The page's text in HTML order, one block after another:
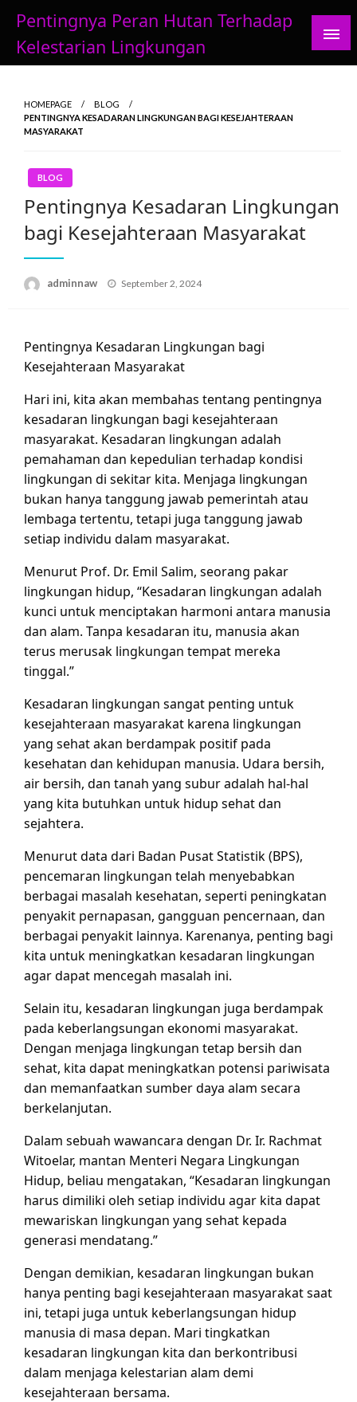
content
Pentingnya Peran Hutan Terhadap
Kelestarian Lingkungan
HOMEPAGE
BLOG
PENTINGNYA KESADARAN LINGKUNGAN BAGI KESEJAHTERAAN
MASYARAKAT
BLOG
Pentingnya Kesadaran Lingkungan
bagi Kesejahteraan Masyarakat
adminnaw
Posted
September 2, 2024
Pentingnya Kesadaran Lingkungan bagi
Kesejahteraan Masyarakat
Hari ini, kita akan membahas tentang pentingnya
kesadaran lingkungan bagi kesejahteraan
masyarakat. Kesadaran lingkungan adalah
pemahaman dan kepedulian terhadap kondisi
lingkungan di sekitar kita. Menjaga lingkungan
bukan hanya tanggung jawab pemerintah atau
lembaga tertentu, tetapi juga tanggung jawab
setiap individu dalam masyarakat.
Menurut Prof. Dr. Emil Salim, seorang pakar
lingkungan hidup, “Kesadaran lingkungan adalah
kunci untuk menciptakan harmoni antara manusia
dan alam. Tanpa kesadaran itu, manusia akan
terus merusak lingkungan tempat mereka
tinggal.”
Kesadaran lingkungan sangat penting untuk
kesejahteraan masyarakat karena lingkungan
yang sehat akan berdampak positif pada
kesehatan dan kehidupan manusia. Udara bersih,
air bersih, dan tanah yang subur adalah hal-hal
yang kita butuhkan untuk hidup sehat dan
sejahtera.
Menurut data dari Badan Pusat Statistik (BPS),
pencemaran lingkungan telah menyebabkan
berbagai masalah kesehatan, seperti peningkatan
penyakit pernapasan, gangguan pencernaan, dan
berbagai penyakit lainnya. Karenanya, penting bagi
kita untuk meningkatkan kesadaran lingkungan
agar dapat mencegah masalah ini.
Selain itu, kesadaran lingkungan juga berdampak
pada keberlangsungan ekonomi masyarakat.
Dengan menjaga lingkungan tetap bersih dan
sehat, kita dapat meningkatkan potensi pariwisata
dan memanfaatkan sumber daya alam secara
berkelanjutan.
Dalam sebuah wawancara dengan Dr. Ir. Rachmat
Witoelar, mantan Menteri Negara Lingkungan
Hidup, beliau mengatakan, “Kesadaran lingkungan
harus dimiliki oleh setiap individu agar kita dapat
mewariskan lingkungan yang sehat kepada
generasi mendatang.”
Dengan demikian, kesadaran lingkungan bukan
hanya penting bagi kesejahteraan masyarakat saat
ini, tetapi juga untuk keberlangsungan hidup
manusia di masa depan. Mari tingkatkan
kesadaran lingkungan kita dan berkontribusi
dalam menjaga kelestarian alam demi
kesejahteraan bersama.